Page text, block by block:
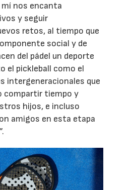
mí nos encanta
y seguir
retos, al tiempo que
social y de
del pádel un deporte
el pickleball como el
intergeneracionales que
compartir tiempo y
hijos, e incluso
amigos en esta etapa